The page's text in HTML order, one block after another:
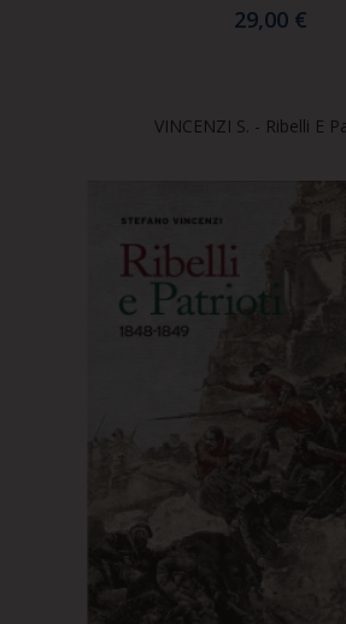
29,00 €
VINCENZI S. - Ribelli E